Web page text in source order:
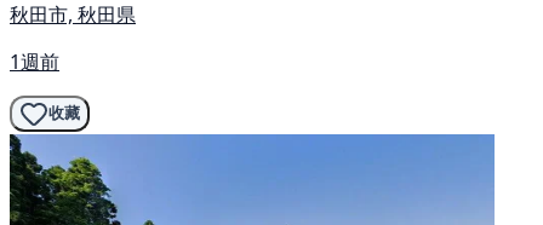
秋田市, 秋田県
1週前
收藏